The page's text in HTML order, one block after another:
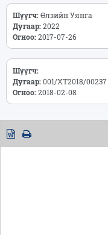
Шүүгч:Өлзийн Уянга
Дугаар:2022
Огноо:2017-07-26
Шүүгч:
Дугаар:001/ХТ2018/00237
Огноо:2018-02-08